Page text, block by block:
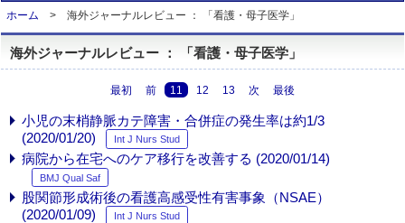
ホーム 海外ジャーナルレビュー ： 「看護・母子医学」
海外ジャーナルレビュー ： 「看護・母子医学」
最初 前 11 12 13 次 最後
小児の末梢静脈カテ障害・合併症の発生率は約1/3
(2020/01/20)
Int J Nurs Stud
病院から在宅へのケア移行を改善する (2020/01/14)
BMJ Qual Saf
股関節形成術後の看護高感受性有害事象（NSAE）
(2020/01/09)
Int J Nurs Stud